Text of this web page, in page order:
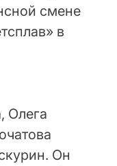
смене
в
Олега
Он